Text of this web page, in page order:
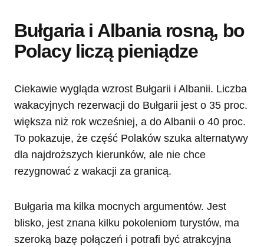
Bułgaria i Albania rosną, bo
Polacy liczą pieniądze
Ciekawie wygląda wzrost Bułgarii i Albanii. Liczba
wakacyjnych rezerwacji do Bułgarii jest o 35 proc.
większa niż rok wcześniej, a do Albanii o 40 proc.
To pokazuje, że część Polaków szuka alternatywy
dla najdroższych kierunków, ale nie chce
rezygnować z wakacji za granicą.
Bułgaria ma kilka mocnych argumentów. Jest
blisko, jest znana kilku pokoleniom turystów, ma
szeroką bazę połączeń i potrafi być atrakcyjna